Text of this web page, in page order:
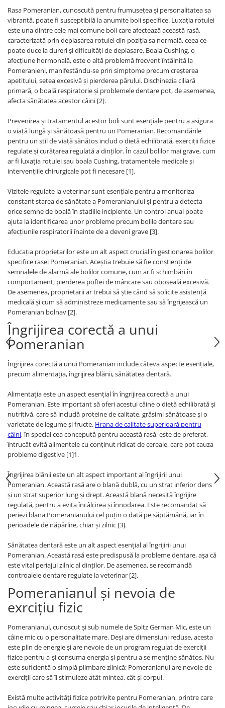
Rasa Pomeranian, cunoscută pentru frumusețea și personalitatea sa
vibrantă, poate fi susceptibilă la anumite boli specifice. Luxația rotulei
este una dintre cele mai comune boli care afectează această rasă,
caracterizată prin deplasarea rotulei din poziția sa normală, ceea ce
poate duce la dureri și dificultăți de deplasare. Boala Cushing, o
afecțiune hormonală, este o altă problemă frecvent întâlnită la
Pomeranieni, manifestându-se prin simptome precum creșterea
apetitului, setea excesivă și pierderea părului. Dischinezia ciliară
primară, o boală respiratorie și problemele dentare pot, de asemenea,
afecta sănătatea acestor câini [2].
Prevenirea și tratamentul acestor boli sunt esențiale pentru a asigura
o viață lungă și sănătoasă pentru un Pomeranian. Recomandările
pentru un stil de viață sănătos includ o dietă echilibrată, exerciții fizice
regulate și curățarea regulată a dinților. În cazul bolilor mai grave, cum
ar fi luxația rotulei sau boala Cushing, tratamentele medicale și
intervențiile chirurgicale pot fi necesare [1].
Vizitele regulate la veterinar sunt esențiale pentru a monitoriza
constant starea de sănătate a Pomeranianului și pentru a detecta
orice semne de boală în stadiile incipiente. Un control anual poate
ajuta la identificarea unor probleme precum bolile dentare sau
afecțiunile respiratorii înainte de a deveni grave [3].
Educația proprietarilor este un alt aspect crucial în gestionarea bolilor
specifice rasei Pomeranian. Aceștia trebuie să fie conștienți de
semnalele de alarmă ale bolilor comune, cum ar fi schimbări în
comportament, pierderea poftei de mâncare sau oboseală excesivă.
De asemenea, proprietarii ar trebui să știe când să solicite asistență
medicală și cum să administreze medicamente sau să îngrijească un
Pomeranian bolnav [2].
Îngrijirea corectă a unui
Pomeranian
Îngrijirea corectă a unui Pomeranian include câteva aspecte esențiale,
precum alimentația, îngrijirea blănii, sănătatea dentară.
Alimentația este un aspect esențial în îngrijirea corectă a unui
Pomeranian. Este important să oferi acestui câine o dietă echilibrată și
nutritivă, care să includă proteine de calitate, grăsimi sănătoase și o
varietate de legume și fructe. Hrana de calitate superioară pentru
câini, în special cea concepută pentru această rasă, este de preferat,
întrucât evită alimentele cu conținut ridicat de cereale, care pot cauza
probleme digestive [1]1.
Îngrijirea blănii este un alt aspect important al îngrijirii unui
Pomeranian. Această rasă are o blană dublă, cu un strat inferior dens
și un strat superior lung și drept. Această blană necesită îngrijire
regulată, pentru a evita încâlcirea și înnodarea. Este recomandat să
periezi blana Pomeranianului cel puțin o dată pe săptămână, iar în
perioadele de năpârlire, chiar și zilnic [3].
Sănătatea dentară este un alt aspect esențial al îngrijirii unui
Pomeranian. Această rasă este predispusă la probleme dentare, așa că
este vital periajul zilnic al dinților. De asemenea, se recomandă
controalele dentare regulate la veterinar [2].
Pomeranianul și nevoia de
exrcițiu fizic
Pomeranianul, cunoscut și sub numele de Spitz German Mic, este un
câine mic cu o personalitate mare. Deși are dimensiuni reduse, acesta
este plin de energie și are nevoie de un program regulat de exerciții
fizice pentru a-și consuma energia și pentru a se menține sănătos. Nu
este suficientă o simplă plimbare zilnică; Pomeranianul are nevoie de
exerciții care să îi stimuleze atât mintea, cât și corpul.
Există multe activități fizice potrivite pentru Pomeranian, printre care